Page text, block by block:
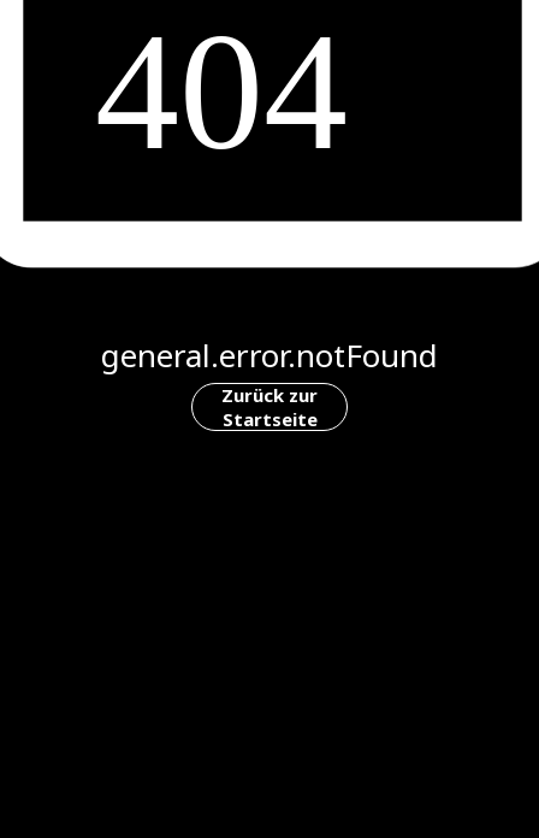
general.error.notFound
Zurück zur
Startseite